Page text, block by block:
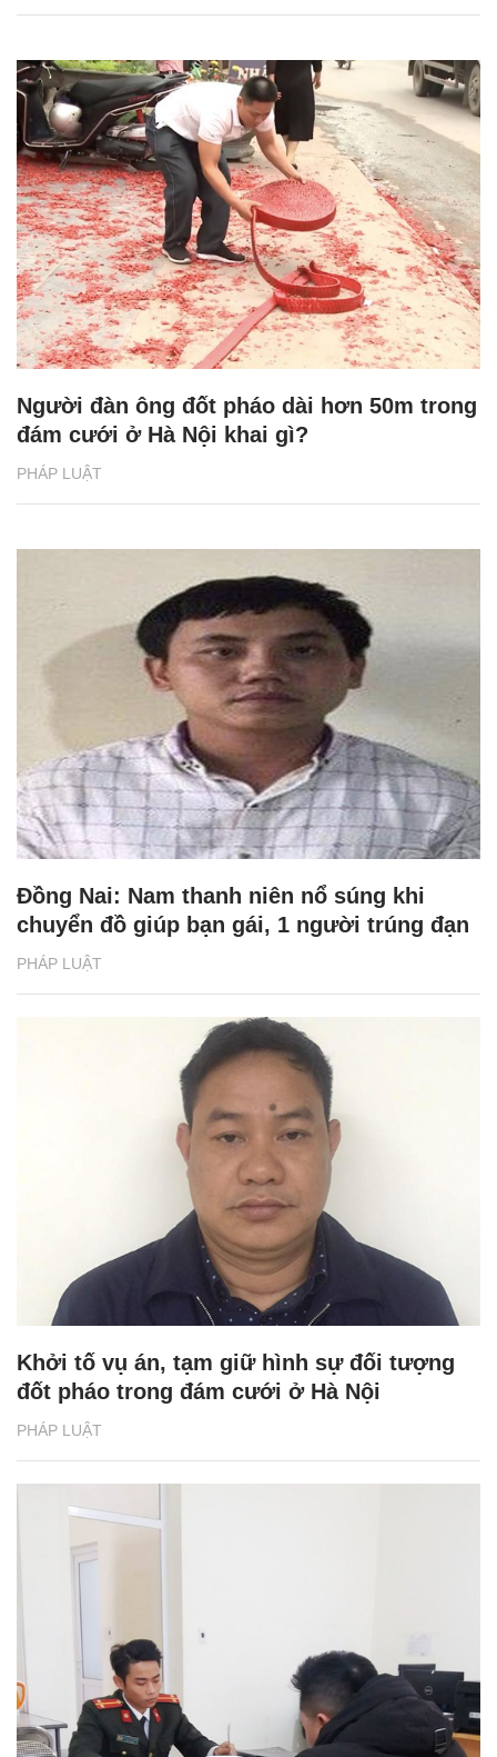
PHÁP LUẬT
Người đàn ông đốt pháo dài hơn 50m trong
đám cưới ở Hà Nội khai gì?
PHÁP LUẬT
Đồng Nai: Nam thanh niên nổ súng khi
chuyển đồ giúp bạn gái, 1 người trúng đạn
PHÁP LUẬT
Khởi tố vụ án, tạm giữ hình sự đối tượng
đốt pháo trong đám cưới ở Hà Nội